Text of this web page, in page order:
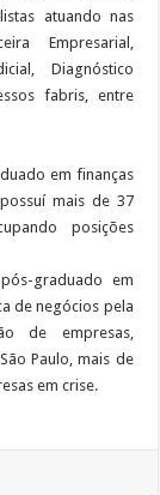
atuando nas
Empresarial,
Diagnóstico
fabris, entre
em finanças
mais de 37
posições
graduado em
de negócios pela
de empresas,
Paulo, mais de
em crise.